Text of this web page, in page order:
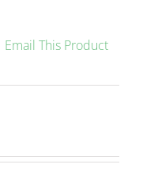
Email This Product